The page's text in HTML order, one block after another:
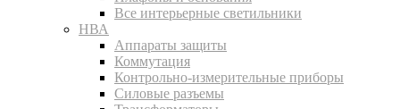
Все интерьерные светильники
НВА
Аппараты защиты
Коммутация
Контрольно-измерительные приборы
Силовые разъемы